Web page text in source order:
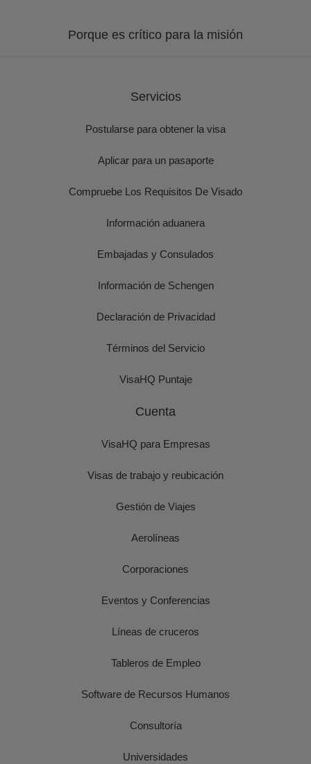
Porque es crítico para la misión
Servicios
Postularse para obtener la visa
Aplicar para un pasaporte
Compruebe Los Requisitos De Visado
Información aduanera
Embajadas y Consulados
Información de Schengen
Declaración de Privacidad
Términos del Servicio
VisaHQ Puntaje
Cuenta
VisaHQ para Empresas
Visas de trabajo y reubicación
Gestión de Viajes
Aerolíneas
Corporaciones
Eventos y Conferencias
Líneas de cruceros
Tableros de Empleo
Software de Recursos Humanos
Consultoría
Universidades